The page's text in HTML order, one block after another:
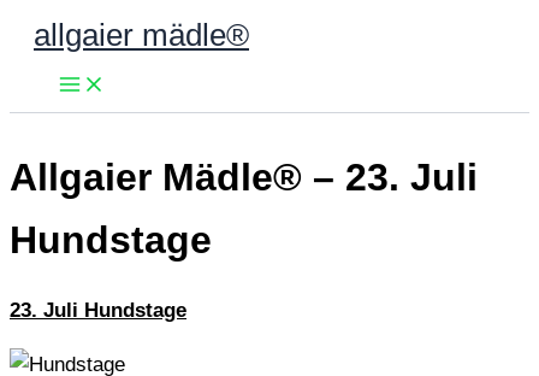
Zum
Inhalt
springen
allgaier mädle®
Allgaier Mädle® – 23. Juli
Hundstage
23. Juli Hundstage